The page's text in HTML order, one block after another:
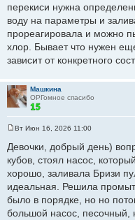
е
н
и
е
перекиси нужна
воду на параметры и
прореагировала и можно
хлор. Бывает что нужен
зависит от конкретного
Машкина
ОРГомное спасибо
о
б
е
н
и
е
Вт Июн 16, 2026 11:00
Девочки, добрый день)
кубов, стоял насос,
хорошо, заливала Бризи
идеальная. Решила
было в порядке, но но
большой насос, песочный,